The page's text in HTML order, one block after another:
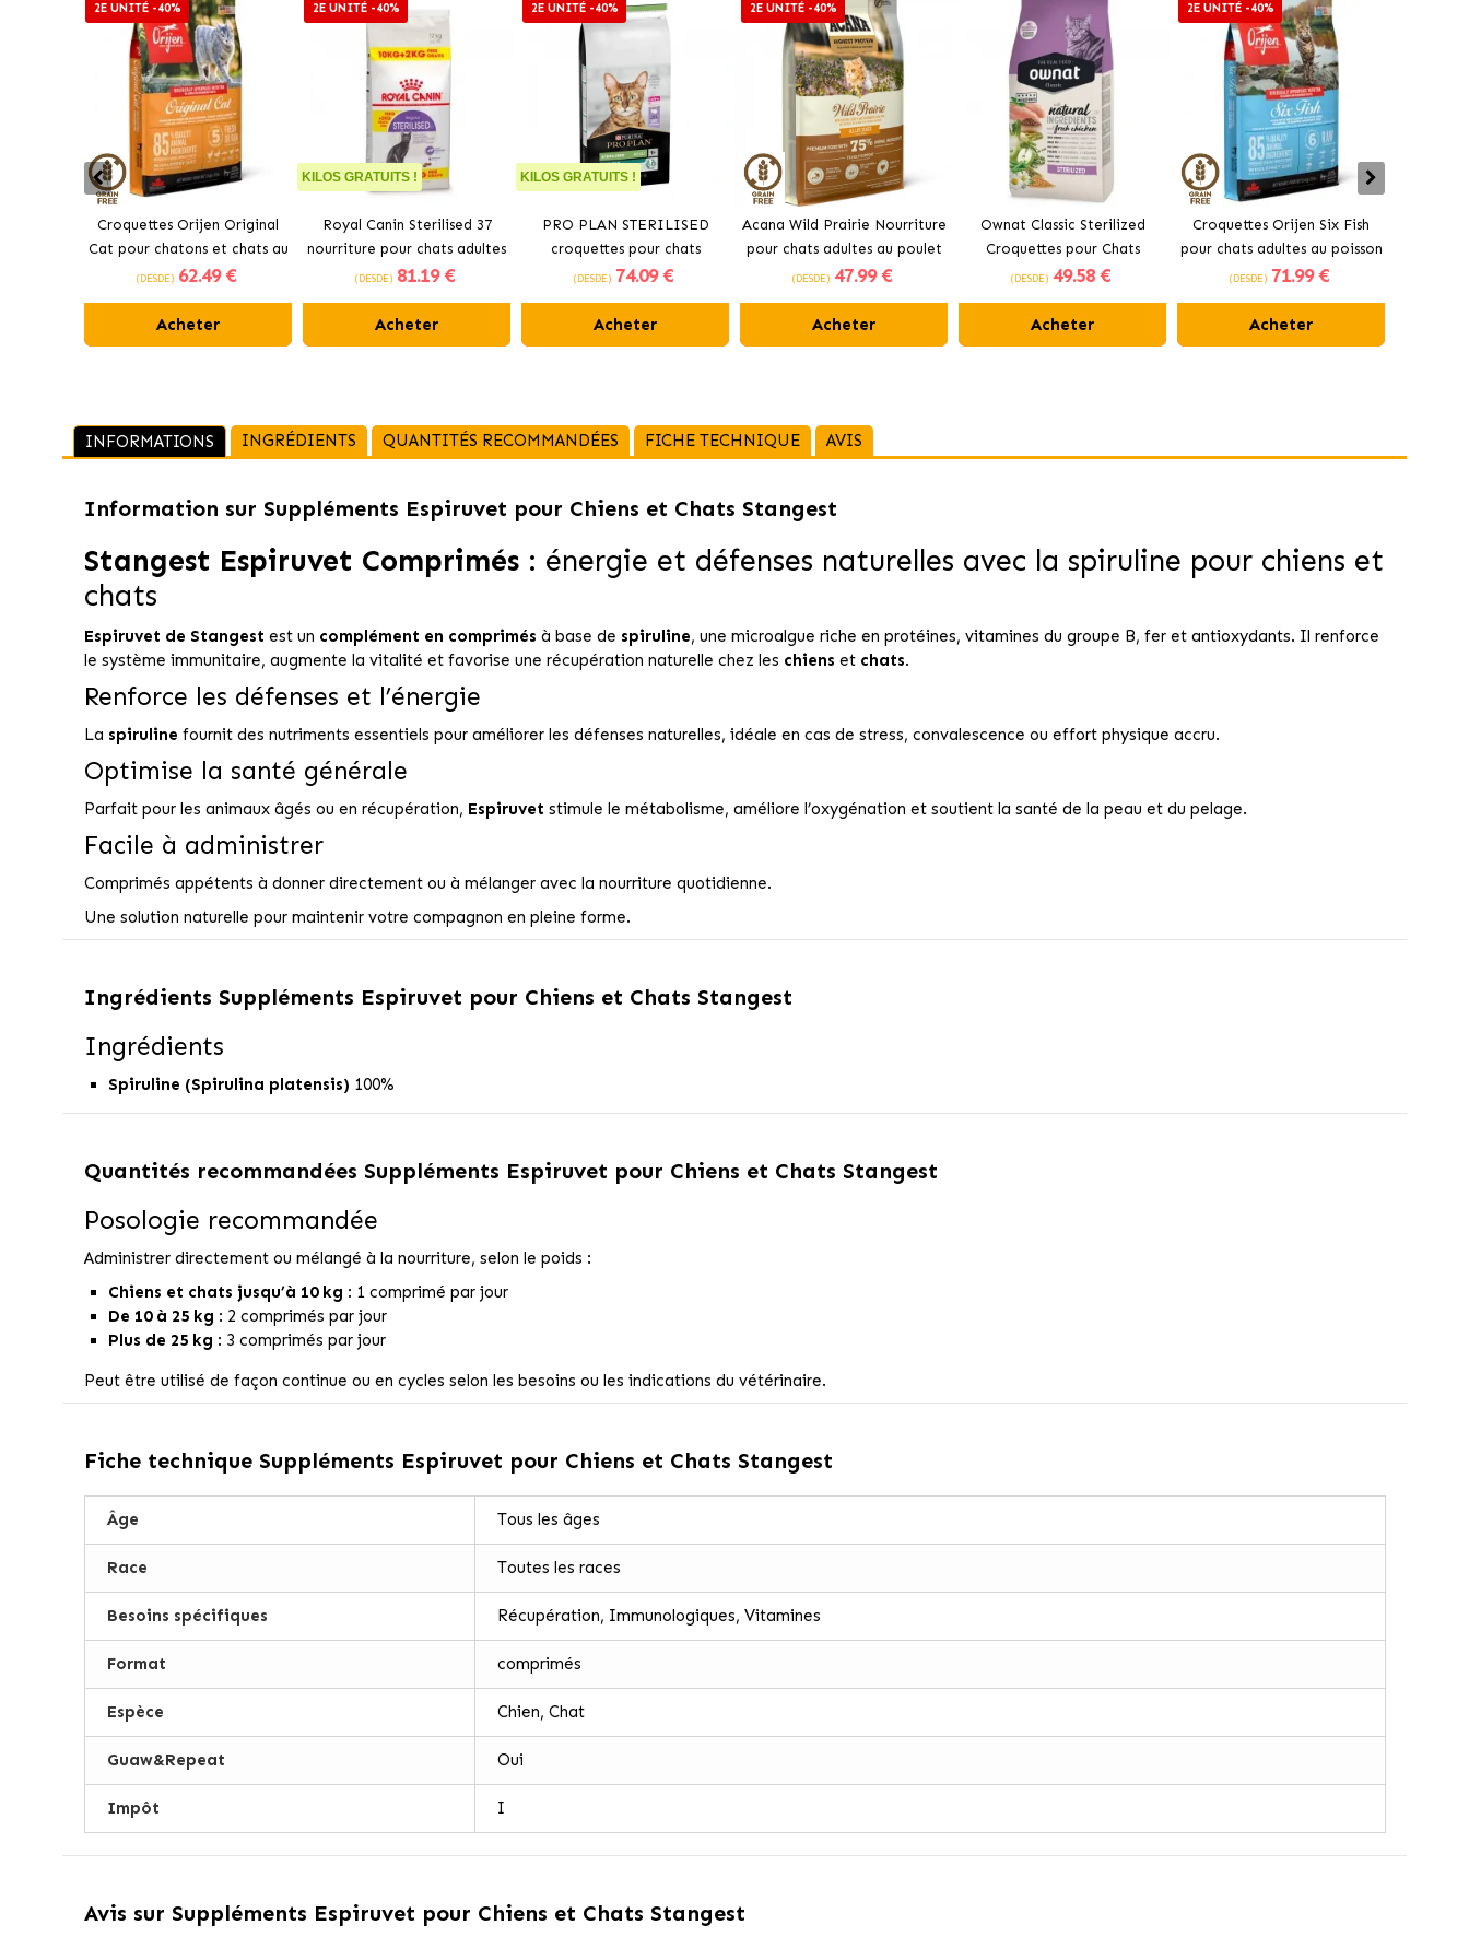
2E UNITÉ -40%
Croquettes Orijen Original
Cat pour chatons et chats au
poulet
(DESDE) 62.49 €
Acheter
2E UNITÉ -40%
KILOS GRATUITS !
Royal Canin Sterilised 37
nourriture pour chats adultes
stérilisés
(DESDE) 81.19 €
Acheter
2E UNITÉ -40%
KILOS GRATUITS !
PRO PLAN STERILISED
croquettes pour chats
stérilisés au saumon
(DESDE) 74.09 €
Acheter
2E UNITÉ -40%
Acana Wild Prairie Nourriture
pour chats adultes au poulet
et à la dinde
(DESDE) 47.99 €
Acheter
Ownat Classic Sterilized
Croquettes pour Chats
Stérilisés
(DESDE) 49.58 €
Acheter
2E UNITÉ -40%
Croquettes Orijen Six Fish
pour chats adultes au poisson
(DESDE) 71.99 €
Acheter
INFORMATIONS INGRÉDIENTS QUANTITÉS RECOMMANDÉES FICHE TECHNIQUE AVIS
Information sur Suppléments Espiruvet pour Chiens et Chats Stangest
Stangest Espiruvet Comprimés: énergie et défenses naturelles avec la spiruline pour chiens et
chats
Espiruvet de Stangest est un complément en comprimés à base de spiruline, une microalgue riche en protéines, vitamines du groupe B, fer et antioxydants. Il renforce
le système immunitaire, augmente la vitalité et favorise une récupération naturelle chez les chiens et chats.
Renforce les défenses et l’énergie
La spiruline fournit des nutriments essentiels pour améliorer les défenses naturelles, idéale en cas de stress, convalescence ou effort physique accru.
Optimise la santé générale
Parfait pour les animaux âgés ou en récupération, Espiruvet stimule le métabolisme, améliore l’oxygénation et soutient la santé de la peau et du pelage.
Facile à administrer
Comprimés appétents à donner directement ou à mélanger avec la nourriture quotidienne.
Une solution naturelle pour maintenir votre compagnon en pleine forme.
Ingrédients Suppléments Espiruvet pour Chiens et Chats Stangest
Ingrédients
Spiruline (Spirulina platensis) 100%
Quantités recommandées Suppléments Espiruvet pour Chiens et Chats Stangest
Posologie recommandée
Administrer directement ou mélangé à la nourriture, selon le poids :
Chiens et chats jusqu’à 10 kg : 1 comprimé par jour
De 10 à 25 kg : 2 comprimés par jour
Plus de 25 kg : 3 comprimés par jour
Peut être utilisé de façon continue ou en cycles selon les besoins ou les indications du vétérinaire.
Fiche technique Suppléments Espiruvet pour Chiens et Chats Stangest
Âge Tous les âges
Race Toutes les races
Besoins spécifiques Récupération, Immunologiques, Vitamines
Format comprimés
Espèce Chien, Chat
Guaw&Repeat Oui
Impôt I
Avis sur Suppléments Espiruvet pour Chiens et Chats Stangest